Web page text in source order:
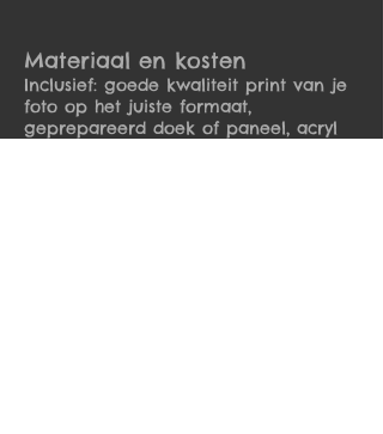
Materiaal en kosten
Inclusief: goede kwaliteit print van je
foto op het juiste formaat,
geprepareerd doek of paneel, acryl